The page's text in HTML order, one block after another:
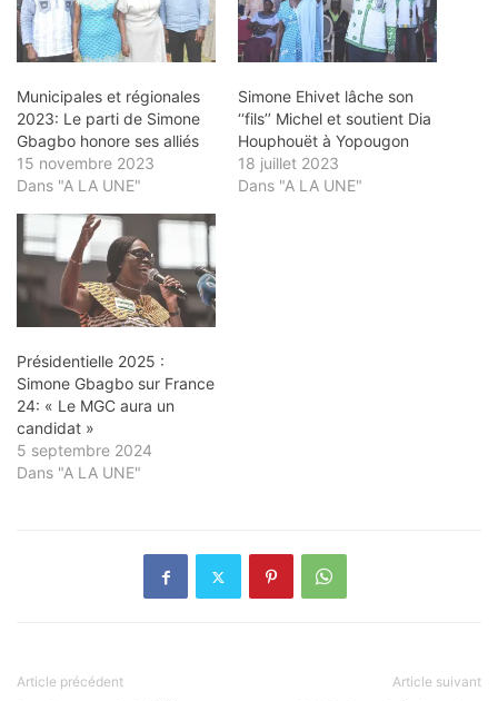
Municipales et régionales
2023: Le parti de Simone
Gbagbo honore ses alliés
15 novembre 2023
Dans "A LA UNE"
Simone Ehivet lâche son
‘‘fils’’ Michel et soutient Dia
Houphouët à Yopougon
18 juillet 2023
Dans "A LA UNE"
Présidentielle 2025 :
Simone Gbagbo sur France
24: « Le MGC aura un
candidat »
5 septembre 2024
Dans "A LA UNE"
Article précédent Article suivant